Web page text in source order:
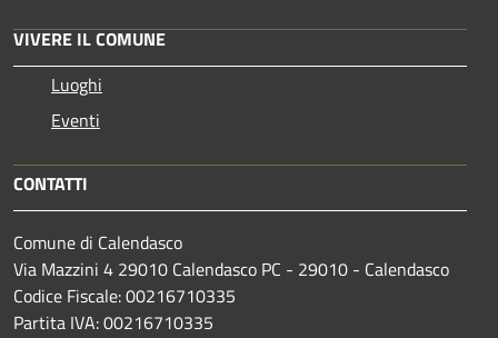
VIVERE IL COMUNE
Luoghi
Eventi
CONTATTI
Comune di Calendasco
Via Mazzini 4 29010 Calendasco PC - 29010 - Calendasco
Codice Fiscale: 00216710335
Partita IVA: 00216710335